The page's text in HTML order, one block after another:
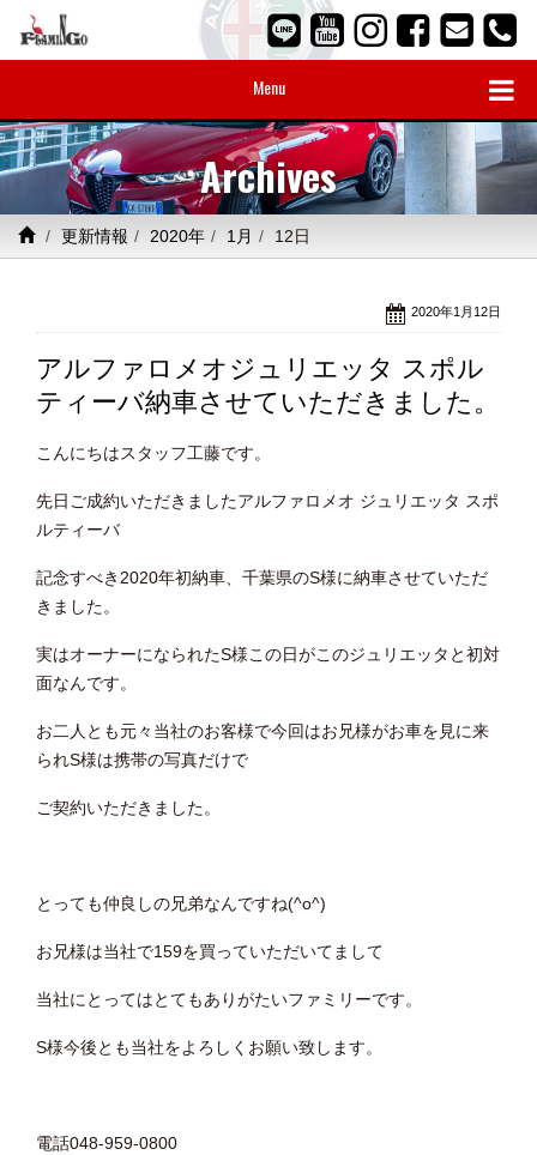
Menu
Archives
更新情報 2020年 1月 12日
2020年1月12日
アルファロメオジュリエッタ スポル
ティーバ納車させていただきました。
こんにちはスタッフ工藤です。
先日ご成約いただきましたアルファロメオ ジュリエッタ スポ
ルティーバ
記念すべき2020年初納車、千葉県のS様に納車させていただ
きました。
実はオーナーになられたS様この日がこのジュリエッタと初対
面なんです。
お二人とも元々当社のお客様で今回はお兄様がお車を見に来
られS様は携帯の写真だけで
ご契約いただきました。
とっても仲良しの兄弟なんですね(^o^)
お兄様は当社で159を買っていただいてまして
当社にとってはとてもありがたいファミリーです。
S様今後とも当社をよろしくお願い致します。
電話048-959-0800